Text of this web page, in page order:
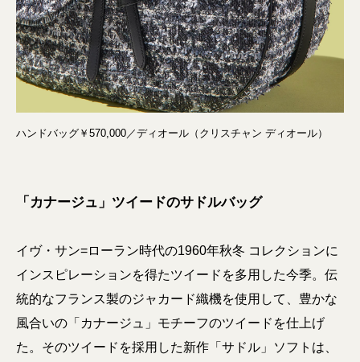
ハンドバッグ￥570,000／ディオール（クリスチャン ディオール）
「カナージュ」ツイードのサドルバッグ
イヴ・サン=ローラン時代の1960年秋冬 コレクションに
インスピレーションを得たツイードを多用した今季。伝
統的なフランス製のジャカード織機を使用して、豊かな
風合いの「カナージュ」モチーフのツイードを仕上げ
た。そのツイードを採用した新作「サドル」ソフトは、